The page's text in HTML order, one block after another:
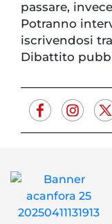
passare,
Potranno
iscrivendosi
Dibattito